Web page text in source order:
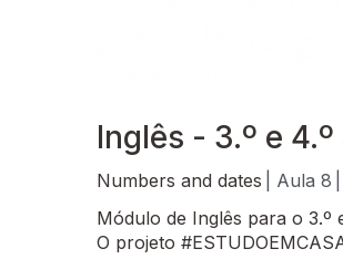
Inglês - 3.º e 4.º
Numbers and dates | Aula 8
Módulo de Inglês para o 3.º
O projeto